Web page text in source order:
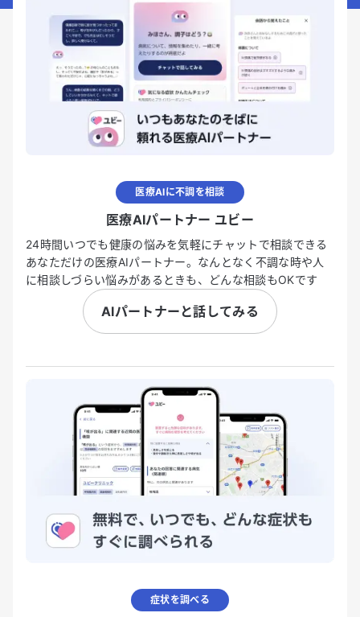
医療AIに不調を相談
医療AIパートナー ユビー
24時間いつでも健康の悩みを気軽にチャットで相談できる
あなただけの医療AIパートナー。なんとなく不調な時や人
に相談しづらい悩みがあるときも、どんな相談もOKです
AIパートナーと話してみる
症状を調べる